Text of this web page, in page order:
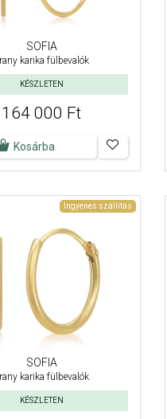
SOFIA
karika fülbevalók
KÉSZLETEN
164 000 Ft
Kosárba
Ingyenes szállítás
SOFIA
karika fülbevalók
KÉSZLETEN